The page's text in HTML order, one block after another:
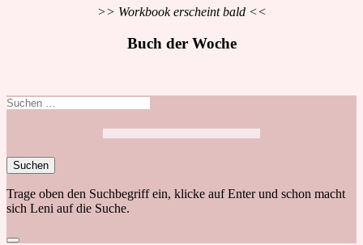
>> Workbook erscheint bald <<
Buch der Woche
Suchen
Trage oben den Suchbegriff ein, klicke auf Enter und schon macht
sich Leni auf die Suche.